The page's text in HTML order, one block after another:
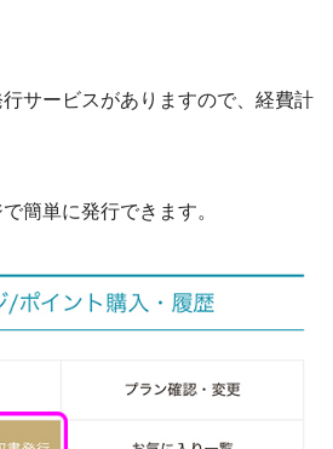
サービスがありますので、経費計
簡単に発行できます。